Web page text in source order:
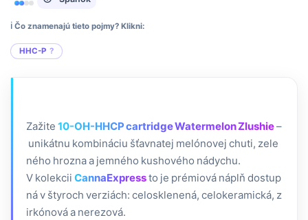
ℹ️ Čo znamenajú tieto pojmy? Klikni:
HHC-P
Zažite 10-OH-HHCP cartridge Watermelon Zlushie–
unikátnu kombináciu šťavnatej melónovej chuti, zele
ného hrozna a jemného kushového nádychu.
V kolekcii CannaExpressto je prémiová náplň dostup
ná v štyroch verziách: celosklenená, celokeramická, z
irkónová a nerezová.